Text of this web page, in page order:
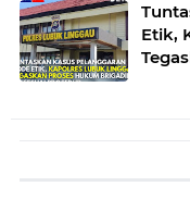
Etik,